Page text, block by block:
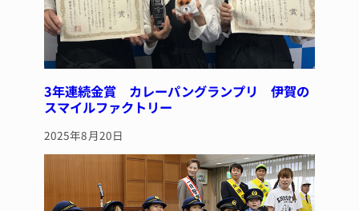
3年連続金賞 カレーパングランプリ 伊賀の
スマイルファクトリー
2025年8月20日